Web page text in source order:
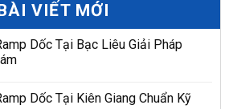
VIẾT MỚI
Dốc Tại Bạc Liêu Giải Pháp
Dốc Tại Kiên Giang Chuẩn Kỹ